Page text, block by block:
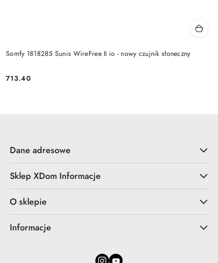
Somfy 1818285 Sunis WireFree II io - nowy czujnik słoneczny
Cena:
713.40
Dane adresowe
Sklep XDom Informacje
O sklepie
Informacje